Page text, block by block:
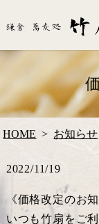
HOME お知らせ
2022/11/19
《価格改定のお知
いつも竹扇をご